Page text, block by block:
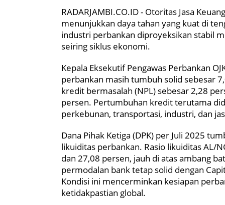
RADARJAMBI.CO.ID - Otoritas Jasa
menunjukkan daya tahan yang kuat di
industri perbankan diproyeksikan stabil
seiring siklus ekonomi.
Kepala Eksekutif Pengawas Perbankan
perbankan masih tumbuh solid sebesar
kredit bermasalah (NPL) sebesar 2,28
persen. Pertumbuhan kredit terutama
perkebunan, transportasi, industri, dan
Dana Pihak Ketiga (DPK) per Juli 2025
likuiditas perbankan. Rasio likuiditas AL/
dan 27,08 persen, jauh di atas ambang
permodalan bank tetap solid dengan
Kondisi ini mencerminkan kesiapan
ketidakpastian global.